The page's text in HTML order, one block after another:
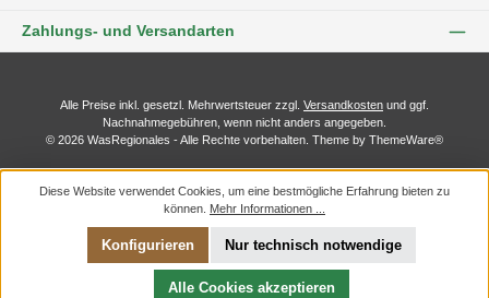
Zahlungs- und Versandarten
Alle Preise inkl. gesetzl. Mehrwertsteuer zzgl. Versandkosten und ggf.
Nachnahmegebühren, wenn nicht anders angegeben.
© 2026 WasRegionales - Alle Rechte vorbehalten. Theme by ThemeWare®
Diese Website verwendet Cookies, um eine bestmögliche Erfahrung bieten zu
können. Mehr Informationen ...
Nur technisch notwendige
Konfigurieren
Alle Cookies akzeptieren